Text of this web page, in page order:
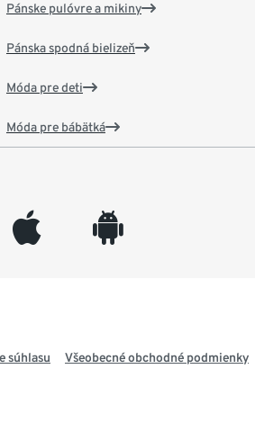
Pánske pulóvre a mikiny
Pánska spodná bielizeň
Móda pre deti
Móda pre bábätká
appleinc android
súhlasu Všeobecné obchodné podmienky